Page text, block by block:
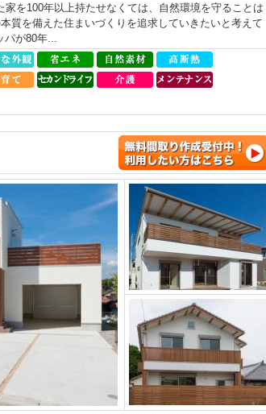
を100年以上持たせなくては、自然環境を守ることは
質を備えた住まいづくりを追求していきたいと考えて
が80年...